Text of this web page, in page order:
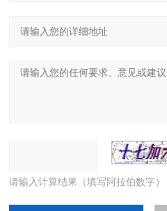
请输入计算结果（填写阿拉伯数字